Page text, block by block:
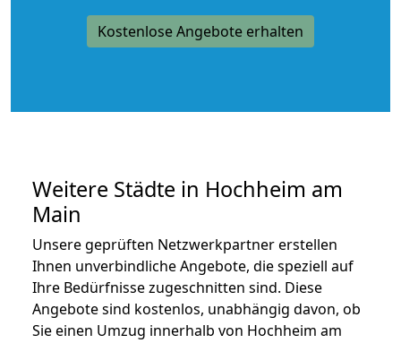
Kostenlose Angebote erhalten
Weitere Städte in Hochheim am
Main
Unsere geprüften Netzwerkpartner erstellen
Ihnen unverbindliche Angebote, die speziell auf
Ihre Bedürfnisse zugeschnitten sind. Diese
Angebote sind kostenlos, unabhängig davon, ob
Sie einen Umzug innerhalb von Hochheim am